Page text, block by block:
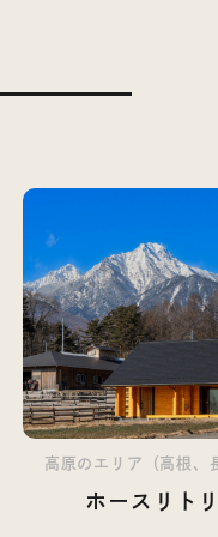
高原のエリア（高根、
ホースリト